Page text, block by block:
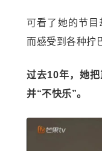
可看了她的节
而感受到各种拧
过去10年，她
并“不快乐”。